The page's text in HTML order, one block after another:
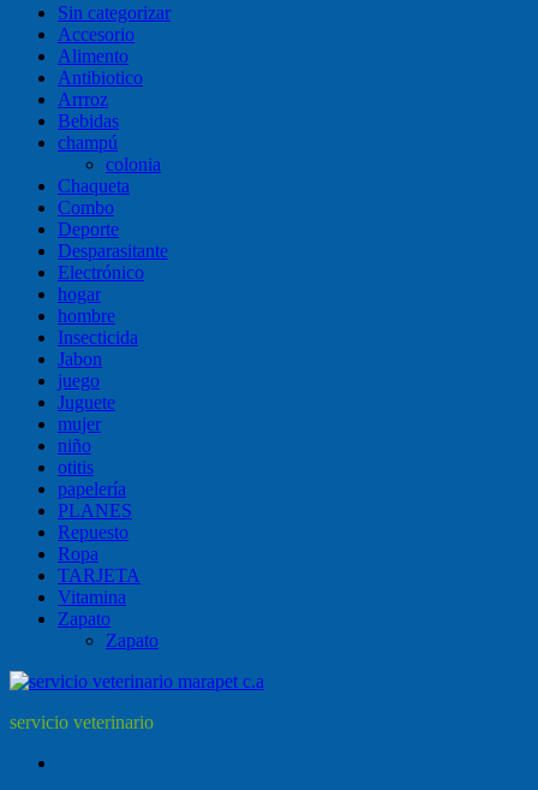
Sin categorizar
Accesorio
Alimento
Antibiotico
Arrroz
Bebidas
champú
colonia
Chaqueta
Combo
Deporte
Desparasitante
Electrónico
hogar
hombre
Insecticida
Jabon
juego
Juguete
mujer
niño
otitis
papelería
PLANES
Repuesto
Ropa
TARJETA
Vitamina
Zapato
Zapato
servicio veterinario